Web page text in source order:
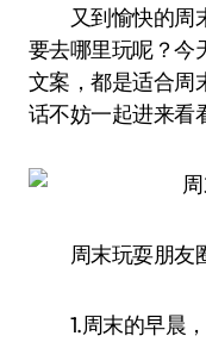
又到愉快的周末了，小伙伴们是不是都约好了
要去哪里玩呢？今
文案，都是适合周
话不妨一起进来看
周末玩耍朋友
1.周末的早晨，